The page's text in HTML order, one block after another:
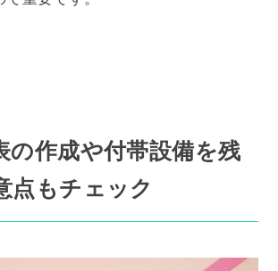
の作成や付帯設備を残
点もチェック